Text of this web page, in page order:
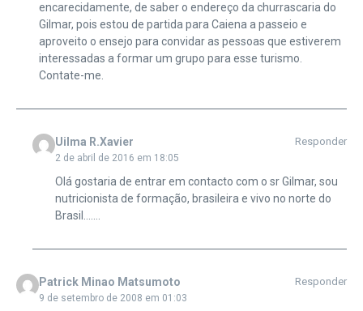
encarecidamente, de saber o endereço da churrascaria do
Gilmar, pois estou de partida para Caiena a passeio e
aproveito o ensejo para convidar as pessoas que estiverem
interessadas a formar um grupo para esse turismo.
Contate-me.
Uilma R.Xavier
2 de abril de 2016 em 18:05
Responder
Olá gostaria de entrar em contacto com o sr Gilmar, sou
nutricionista de formação, brasileira e vivo no norte do
Brasil…….
Patrick Minao Matsumoto
9 de setembro de 2008 em 01:03
Responder